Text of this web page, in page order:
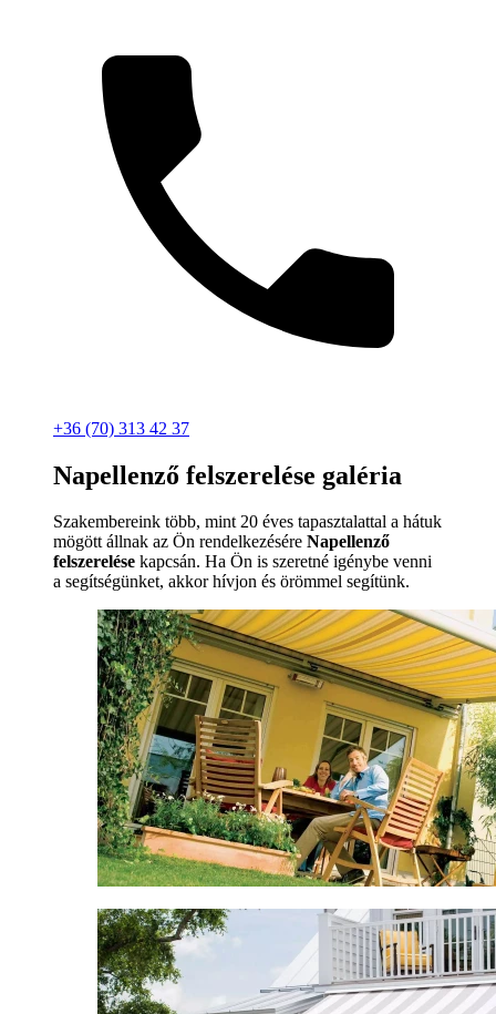
+36 (70) 313 42 37
Napellenző felszerelése galéria
Szakembereink több, mint 20 éves tapasztalattal a hátuk
mögött állnak az Ön rendelkezésére Napellenző
felszerelése kapcsán. Ha Ön is szeretné igénybe venni
a segítségünket, akkor hívjon és örömmel segítünk.